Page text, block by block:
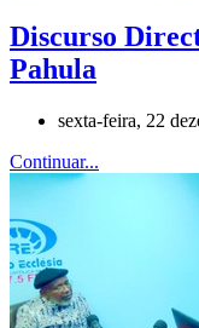
Discurso
Pahula
sexta-feira, 22
Continuar...